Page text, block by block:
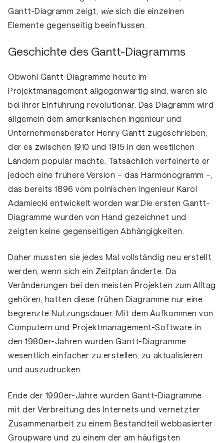
Gantt-Diagramm zeigt, wiesich die einzelnen
Elemente gegenseitig beeinflussen.
Geschichte des Gantt-Diagramms
Obwohl Gantt-Diagramme heute im
Projektmanagement allgegenwärtig sind, waren sie
bei ihrer Einführung revolutionär. Das Diagramm wird
allgemein dem amerikanischen Ingenieur und
Unternehmensberater Henry Gantt zugeschrieben,
der es zwischen 1910 und 1915 in den westlichen
Ländern populär machte. Tatsächlich verfeinerte er
jedoch eine frühere Version – dasHarmonogramm –,
das bereits 1896 vom polnischen Ingenieur Karol
Adamiecki entwickelt worden war.Die ersten Gantt-
Diagramme wurden von Hand gezeichnet und
zeigten keine gegenseitigen Abhängigkeiten.
Daher mussten sie jedes Mal vollständig neu erstellt
werden, wenn sich ein Zeitplan änderte. Da
Veränderungen bei den meisten Projekten zum Alltag
gehören, hatten diese frühen Diagramme nur eine
begrenzte Nutzungsdauer. Mit dem Aufkommen von
Computern und Projektmanagement-Software in
den 1980er-Jahren wurden Gantt-Diagramme
wesentlich einfacher zu erstellen, zu aktualisieren
und auszudrucken.
Ende der 1990er-Jahre wurden Gantt-Diagramme
mit der Verbreitung des Internets und vernetzter
Zusammenarbeit zu einem Bestandteil webbasierter
Groupware und zu einem der am häufigsten